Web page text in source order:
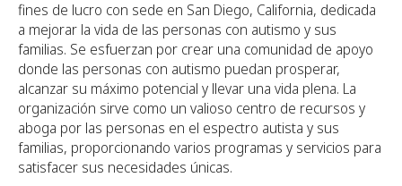
fines de lucro con sede en San Diego, California, dedicada
a mejorar la vida de las personas con autismo y sus
familias. Se esfuerzan por crear una comunidad de apoyo
donde las personas con autismo puedan prosperar,
alcanzar su máximo potencial y llevar una vida plena. La
organización sirve como un valioso centro de recursos y
aboga por las personas en el espectro autista y sus
familias, proporcionando varios programas y servicios para
satisfacer sus necesidades únicas.